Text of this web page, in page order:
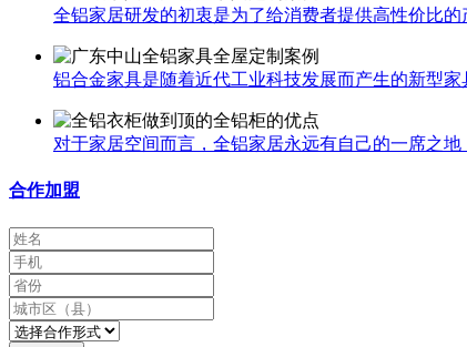
全铝家居研发的初衷是为了给消费者提供高性价比的
铝合金家具是随着近代工业科技发展而产生的新型家
对于家居空间而言，全铝家居永远有自己的一席之地
合作加盟